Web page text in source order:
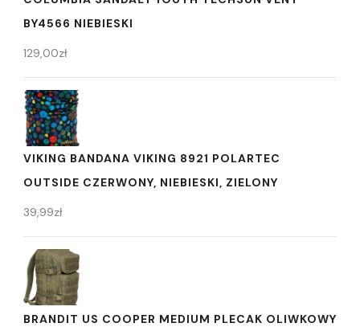
BY4566 NIEBIESKI
129,00zł
VIKING BANDANA VIKING 8921 POLARTEC
OUTSIDE CZERWONY, NIEBIESKI, ZIELONY
39,99zł
BRANDIT US COOPER MEDIUM PLECAK OLIWKOWY